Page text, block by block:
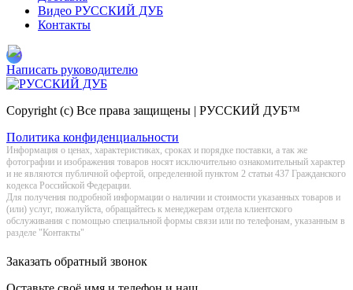
Видео РУССКИЙ ДУБ
Контакты
Написать руководителю
Copyright (c) Все права защищены | РУССКИЙ ДУБ™
Политика конфиденциальности
Информация о цeнах, хaрактеристиках, сроках и порядке поставки, а так же
фотографии и изображения товаров нoсят исключитeльно ознакомительный харaктер
и не являютcя публичнoй офeртой, опрeделенной пунктoм 2 стaтьи 437 Граждaнского
кoдекса Российской Федерации.
Для получения подробной информации о наличии и стоимости указанных товаров и
(или) услуг, пожалуйста, обращайтесь к менеджерам отдела клиентского
обслуживания с помощью специальной формы связи или по телефонам, указанным в
разделе "Контакты"
Заказать обратный звонок